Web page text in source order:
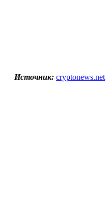
Источник: cryptonews.net